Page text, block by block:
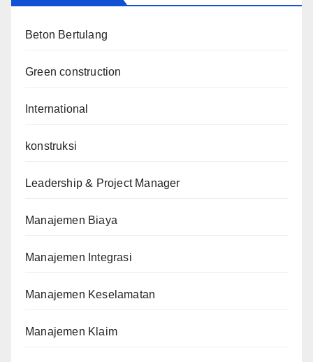
Beton Bertulang
Green construction
International
konstruksi
Leadership & Project Manager
Manajemen Biaya
Manajemen Integrasi
Manajemen Keselamatan
Manajemen Klaim